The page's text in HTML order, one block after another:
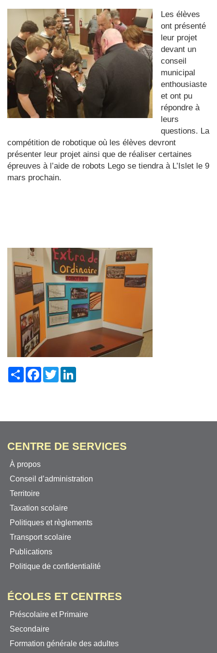
Les élèves
ont présenté
leur projet
devant un
conseil
municipal
enthousiaste
et ont pu
répondre à
leurs
questions. La
compétition de robotique où les élèves devront
présenter leur projet ainsi que de réaliser certaines
épreuves à l’aide de robots Lego se tiendra à L’Islet le 9
mars prochain.
ShareFacebook
Twitter
CENTRE DE SERVICES
À propos
Conseil d’administration
Territoire
Taxation scolaire
Politiques et règlements
Transport scolaire
Publications
Politique de confidentialité
ÉCOLES ET CENTRES
Préscolaire et Primaire
Secondaire
Formation générale des adultes